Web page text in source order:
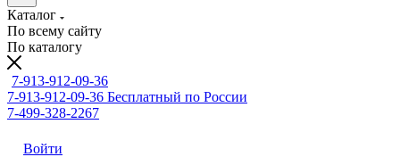
Каталог
По всему сайту
По каталогу
7-913-912-09-36
7-913-912-09-36 Бесплатный по России
7-499-328-2267
Войти